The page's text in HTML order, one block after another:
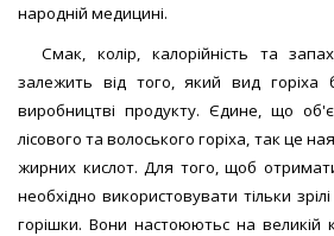
народній медицині.
Смак, колір, калорійність та
залежить від того, який вид горіха
виробництві продукту. Єдине, що
лісового та волоського горіха, так це
жирних кислот. Для того, щоб
необхідно використовувати тільки
горішки. Вони настоюютьс на великій